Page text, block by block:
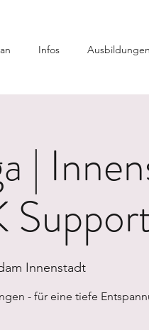
Infos Ausbildungen
|
Innenstadt
- für eine tiefe